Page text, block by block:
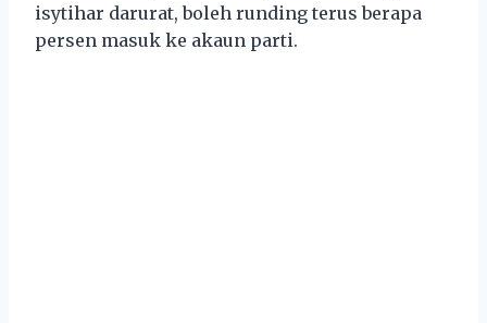
isytihar darurat, boleh runding terus berapa
persen masuk ke akaun parti.